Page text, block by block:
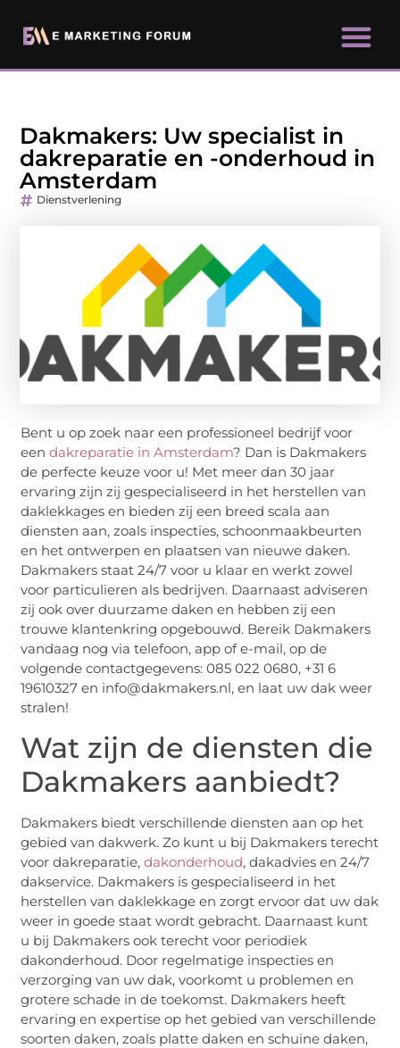
Dakmakers: Uw specialist in
dakreparatie en -onderhoud in
Amsterdam
Dienstverlening
Bent u op zoek naar een professioneel bedrijf voor
eendakreparatie in Amsterdam? Dan is Dakmakers
de perfecte keuze voor u! Met meer dan 30 jaar
ervaring zijn zij gespecialiseerd in het herstellen van
daklekkages en bieden zij een breed scala aan
diensten aan, zoals inspecties, schoonmaakbeurten
en het ontwerpen en plaatsen van nieuwe daken.
Dakmakers staat 24/7 voor u klaar en werkt zowel
voor particulieren als bedrijven. Daarnaast adviseren
zij ook over duurzame daken en hebben zij een
trouwe klantenkring opgebouwd. Bereik Dakmakers
vandaag nog via telefoon, app of e-mail, op de
volgende contactgegevens: 085 022 0680, +31 6
19610327 en info@dakmakers.nl, en laat uw dak weer
stralen!
Wat zijn de diensten die
Dakmakers aanbiedt?
Dakmakers biedt verschillende diensten aan op het
gebied van dakwerk. Zo kunt u bij Dakmakers terecht
voor dakreparatie,dakonderhoud, dakadvies en 24/7
dakservice. Dakmakers is gespecialiseerd in het
herstellen van daklekkage en zorgt ervoor dat uw dak
weer in goede staat wordt gebracht. Daarnaast kunt
u bij Dakmakers ook terecht voor periodiek
dakonderhoud. Door regelmatige inspecties en
verzorging van uw dak, voorkomt u problemen en
grotere schade in de toekomst. Dakmakers heeft
ervaring en expertise op het gebied van verschillende
soorten daken, zoals platte daken en schuine daken,